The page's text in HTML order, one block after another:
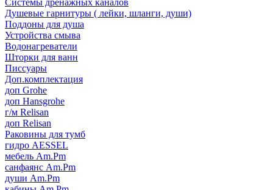
Системы дренажных каналов
Душевые гарнитуры ( лейки, шланги, души)
Поддоны для душа
Устройства смыва
Водонагреватели
Шторки для ванн
Писсуары
Доп.комплектация
доп Grohe
доп Hansgrohe
г/м Relisan
доп Relisan
Раковины для тумб
гидро AESSEL
мебель Am.Pm
санфаянс Am.Pm
души Am.Pm